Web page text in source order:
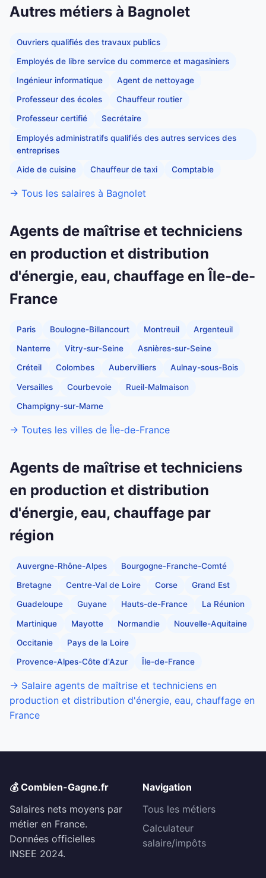
Autres métiers à Bagnolet
Ouvriers qualifiés des travaux publics
Employés de libre service du commerce et magasiniers
Ingénieur informatique Agent de nettoyage
Professeur des écoles Chauffeur routier
Professeur certifié Secrétaire
Employés administratifs qualifiés des autres services des
entreprises
Aide de cuisine Chauffeur de taxi Comptable
→ Tous les salaires à Bagnolet
Agents de maîtrise et techniciens
en production et distribution
d'énergie, eau, chauffage en Île-de-
France
Paris Boulogne-Billancourt Montreuil Argenteuil
Nanterre Vitry-sur-Seine Asnières-sur-Seine
Créteil Colombes Aubervilliers Aulnay-sous-Bois
Versailles Courbevoie Rueil-Malmaison
Champigny-sur-Marne
→ Toutes les villes de Île-de-France
Agents de maîtrise et techniciens
en production et distribution
d'énergie, eau, chauffage par
région
Auvergne-Rhône-Alpes Bourgogne-Franche-Comté
Bretagne Centre-Val de Loire Corse Grand Est
Guadeloupe Guyane Hauts-de-France La Réunion
Martinique Mayotte Normandie Nouvelle-Aquitaine
Occitanie Pays de la Loire
Provence-Alpes-Côte d'Azur Île-de-France
→ Salaire agents de maîtrise et techniciens en
production et distribution d'énergie, eau, chauffage en
France
💰 Combien-Gagne.fr
Salaires nets moyens par
métier en France.
Données officielles
INSEE 2024.
Navigation
Tous les métiers
Calculateur
salaire/impôts